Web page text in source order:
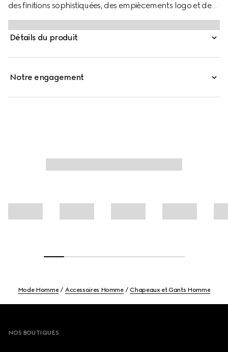
des finitions sophistiquées, des empiècements logo et de
subtiles broderies. Ce bonnet est confectionné en
cachemire bleu foncé avec un empiècement Double G
en cuir.
Détails du produit
Notre engagement
Mode Homme Accessoires Homme Chapeaux et Gants Homme
NOS BOUTIQUES